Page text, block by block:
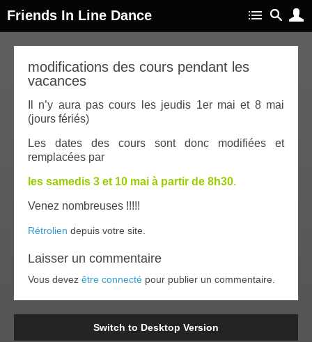
Friends In Line Dance
modifications des cours pendant les
vacances
Il n’y aura pas cours les jeudis 1er mai et 8 mai
(jours fériés)
Les dates des cours sont donc modifiées et
remplacées par
les samedis 3 et 10 mai à partir de 8h30.
Venez nombreuses !!!!!
Rétrolien depuis votre site.
Laisser un commentaire
Vous devez être connecté pour publier un commentaire.
Switch to Desktop Version